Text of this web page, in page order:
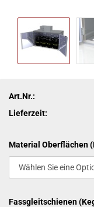
Art.Nr.:
Lieferzeit:
Material Oberflächen
Fassgleitschienen